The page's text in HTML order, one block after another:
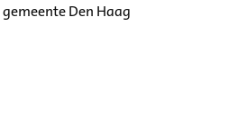
Den Haag